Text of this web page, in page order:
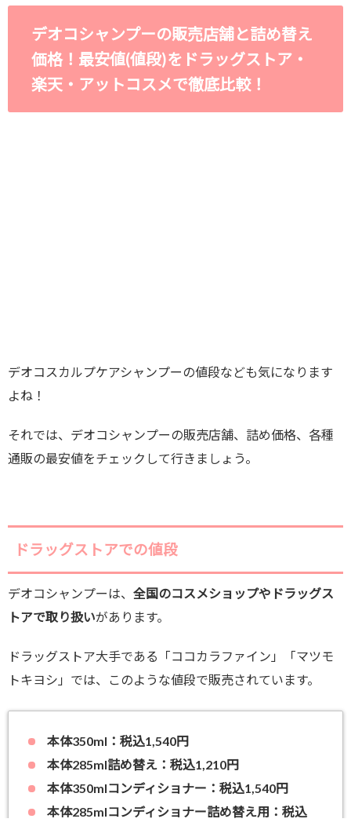
デオコシャンプーの販売店舗と詰め替え
価格！最安値(値段)をドラッグストア・
楽天・アットコスメで徹底比較！
デオコスカルプケアシャンプーの値段なども気になります
よね！
それでは、デオコシャンプーの販売店舗、詰め価格、各種
通販の最安値をチェックして行きましょう。
ドラッグストアでの値段
デオコシャンプーは、 全国のコスメショップやドラッグス
トアで取り扱いがあります。
ドラッグストア大手である「ココカラファイン」「マツモ
トキヨシ」では、このような値段で販売されています。
本体350ml：税込1,540円
本体285ml詰め替え：税込1,210円
本体350mlコンディショナー：税込1,540円
本体285mlコンディショナー詰め替え用：税込